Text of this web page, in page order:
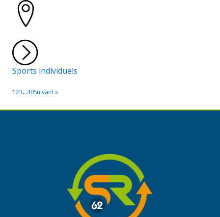
Sports individuels
123…40Suivant »